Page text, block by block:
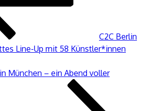
C2C Berlin
Line-Up mit 58 Künstler*innen
München – ein Abend voller